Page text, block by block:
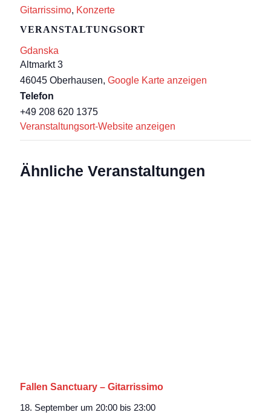
Gitarrissimo, Konzerte
VERANSTALTUNGSORT
Gdanska
Altmarkt 3
46045 Oberhausen, Google Karte anzeigen
Telefon
+49 208 620 1375
Veranstaltungsort-Website anzeigen
Ähnliche Veranstaltungen
Fallen Sanctuary – Gitarrissimo
18. September um 20:00 bis 23:00